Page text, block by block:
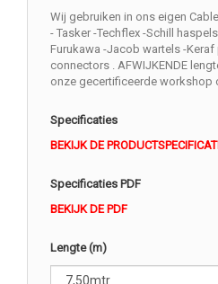
Wij gebruiken in ons eigen
- Tasker -Techflex -Schill
Furukawa -Jacob wartels -
connectors . AFWIJKENDE
onze gecertificeerde workshop
Specificaties
BEKIJK DE
Specificaties PDF
BEKIJK DE PDF
Lengte (m)